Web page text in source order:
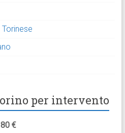
per intervento
€